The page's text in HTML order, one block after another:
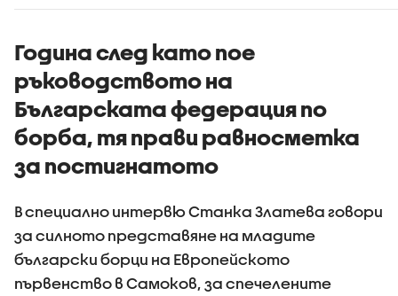
дефицит
Дунав
Година след като пое
ръководството на
Българската федерация по
борба, тя прави равносметка
за постигнатото
В специално интервю Станка Златева говори
за силното представяне на младите
български борци на Европейското
първенство в Самоков, за спечелените